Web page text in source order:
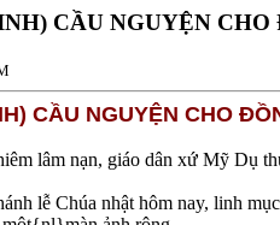
CẦU NGUYỆN
CẦU NGUYỆN CHO
lâm nạn, giáo dân xứ Mỹ Dụ
lễ Chúa nhật hôm nay, linh